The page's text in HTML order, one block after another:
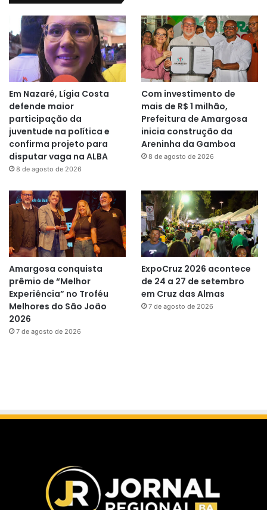
Em Nazaré, Lígia Costa
defende maior
participação da
juventude na política e
confirma projeto para
disputar vaga na ALBA
8 de agosto de 2026
Com investimento de
mais de R$ 1 milhão,
Prefeitura de Amargosa
inicia construção da
Areninha da Gamboa
8 de agosto de 2026
Amargosa conquista
prêmio de “Melhor
Experiência” no Troféu
Melhores do São João
2026
7 de agosto de 2026
ExpoCruz 2026 acontece
de 24 a 27 de setembro
em Cruz das Almas
7 de agosto de 2026